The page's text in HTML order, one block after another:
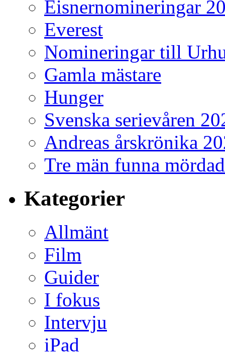
Eisnernomineringar
Everest
Nomineringar till
Gamla mästare
Hunger
Svenska serievåren
Andreas årskrönika
Tre män funna
Kategorier
Allmänt
Film
Guider
I fokus
Intervju
iPad